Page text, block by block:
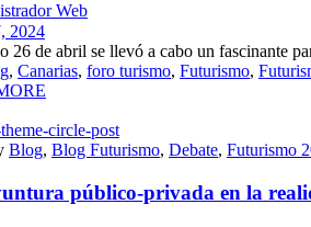
Web
2024
26 de abril se llevó a cabo un fascinante
, Canarias, foro turismo, Futurismo,
circle-post
Blog, Blog Futurismo, Debate, Futurismo
público-privada en la